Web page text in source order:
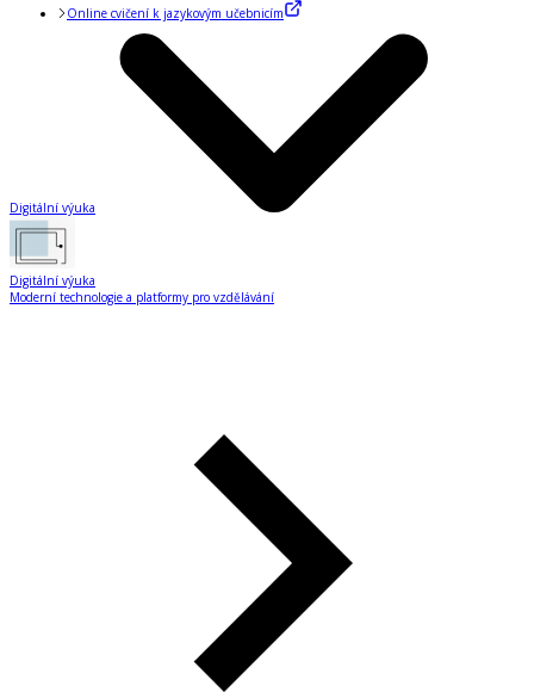
Online cvičení k jazykovým učebnicím
Digitální výuka
Digitální výuka
Moderní technologie a platformy pro vzdělávání